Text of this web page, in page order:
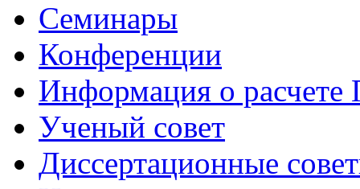
Семинары
Конференции
Информация о
Ученый совет
Диссертационные